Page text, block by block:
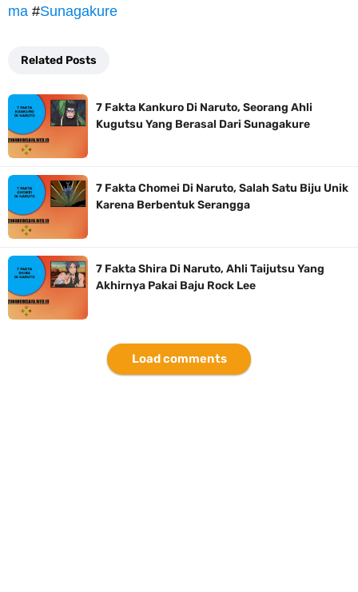
ma #Sunagakure
Related Posts
7 Fakta Kankuro Di Naruto, Seorang Ahli
Kugutsu Yang Berasal Dari Sunagakure
7 Fakta Chomei Di Naruto, Salah Satu Biju Unik
Karena Berbentuk Serangga
7 Fakta Shira Di Naruto, Ahli Taijutsu Yang
Akhirnya Pakai Baju Rock Lee
Load comments